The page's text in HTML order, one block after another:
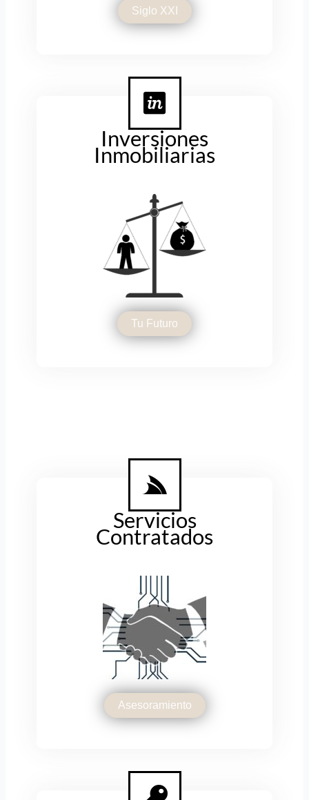
Siglo XXI
Inversiones
Inmobiliarias
Tu Futuro
Servicios
Contratados
Asesoramiento